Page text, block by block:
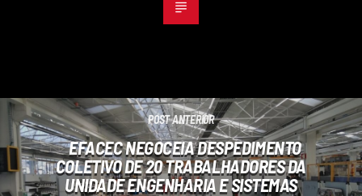
POST ANTERIOR
EFACEC NEGOCEIA DESPEDIMENTO
COLETIVO DE 20 TRABALHADORES DA
UNIDADE ENGENHARIA E SISTEMAS